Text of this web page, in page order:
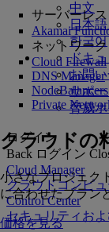
中文
日本語
한국어
ドキュ
お問
サポー
脅威
ログイン
Back ログイン
Cloud Manager
クラウドコンピ
Control Center
セキュリティお
サーバーレス
Akamai
ネットワーク
Cloud Firewall
DNS Manager
NodeBalancers
Private
クラウドの
小さなプロジェク
に合わせたプラン
価格を見る